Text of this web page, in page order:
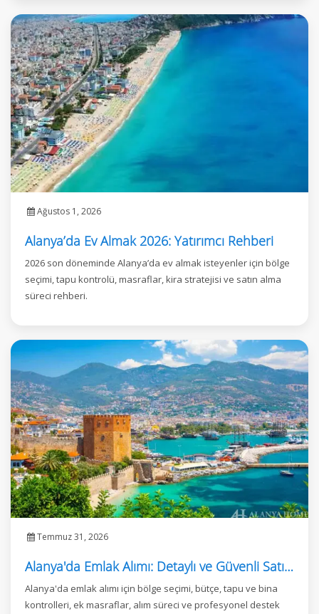
Ağustos 1, 2026
Alanya’da Ev Almak 2026: Yatırımcı Rehberi
2026 son döneminde Alanya’da ev almak isteyenler için bölge
seçimi, tapu kontrolü, masraflar, kira stratejisi ve satın alma
süreci rehberi.
Temmuz 31, 2026
Alanya'da Emlak Alımı: Detaylı ve Güvenli Satın Alma Rehberi
Alanya'da emlak alımı için bölge seçimi, bütçe, tapu ve bina
kontrolleri, ek masraflar, alım süreci ve profesyonel destek